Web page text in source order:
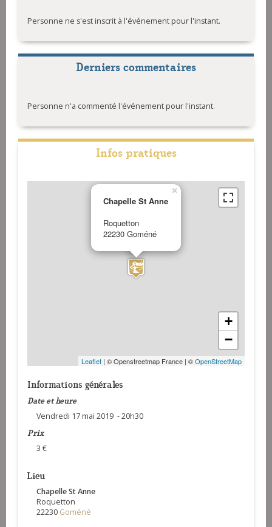
Personne ne s'est inscrit à l'événement pour l'instant.
Derniers commentaires
Personne n'a commenté l'événement pour l'instant.
Infos pratiques
Chapelle St Anne
Roquetton
22230 Goméné
×
+
−
Leaflet | © Openstreetmap France | ©OpenStreetMap
Informations générales
Date et heure
Vendredi 17 mai 2019 - 20h30
Prix
3 €
Lieu
Chapelle St Anne
Roquetton
22230 Goméné